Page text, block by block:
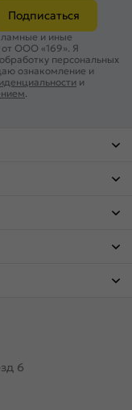
Подписаться
и иные
ООО «169». Я
персональных
ознакомление и
и
.
6